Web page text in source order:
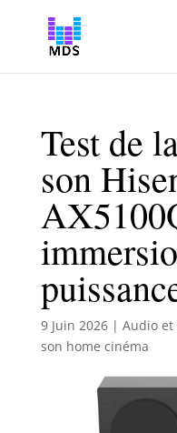
Test de
son
9 Juin 2026| Audio et
son home cinéma